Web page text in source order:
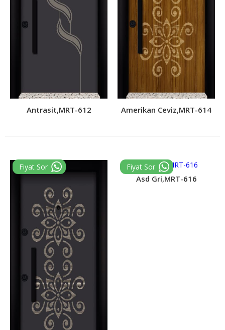
Antrasit,MRT-612 Amerikan Ceviz,MRT-614
Asd Gri,MRT-616